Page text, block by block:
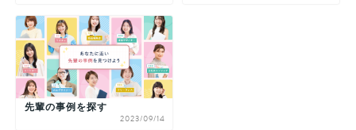
先輩の事例を探す
2023/09/14